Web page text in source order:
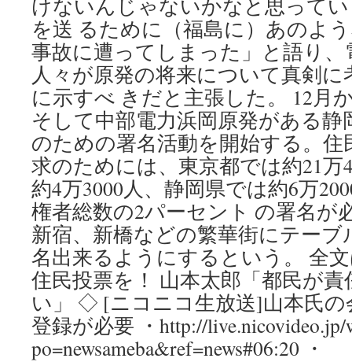
けないんじゃないかなと思って
を送 るために（福島に）あのよ
事故に遭ってしまった」と語り、
人々が原発の将来について真剣
に示すべ きだと主張した。 12月
そして中部電力浜岡原発がある静
のための署名活動を開始する。住
求のためには、東京都では約21万
約4万3000人、静岡県では約6万
権者総数の2パーセント の署名が
新宿、新橋などの繁華街にテー
名出来るようにするという。 全
住民投票を！ 山本太郎「都民が
い」 ◇ [ニコニコ生放送]山本氏の
登録が必要 ・http://live.nicovideo.jp/
po=newsameba&ref=news#06:20 ・